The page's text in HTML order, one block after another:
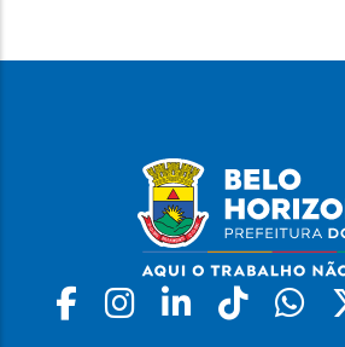
Facebook
Instagram
Linkedin